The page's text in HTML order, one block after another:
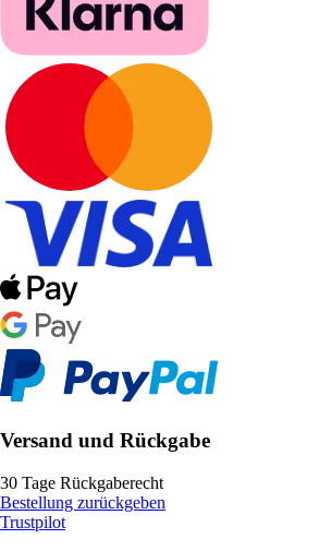
Versand und Rückgabe
30 Tage Rückgaberecht
Bestellung zurückgeben
Trustpilot